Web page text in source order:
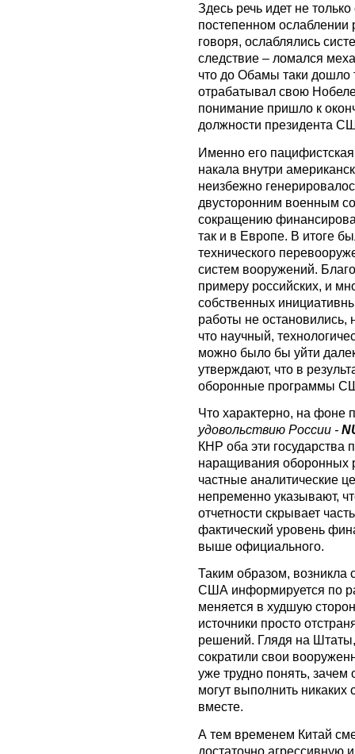
Здесь речь идет не
постепенном ослаблении
говоря, ослаблялись
следствие – ломался
что до Обамы таки дошло
отрабатывал свою
понимание пришло к
должности президента
Именно его
накала внутри
неизбежно
двусторонним военным
сокращению
так и в Европе. В итоге
технического
систем вооружений.
примеру российских, и
собственных
работы не остановились,
что научный,
можно было бы уйти
утверждают, что в
оборонные программы
Что характерно, на
удовольствию России -
КНР оба эти
наращивания оборонных
частные аналитические
непременно указывают,
отчетности скрывает
фактический уровень
выше официального.
Таким образом, возникла
США информируется по
меняется в худшую
источники просто
решений. Глядя на
сократили свои
уже трудно понять,
могут выполнить
вместе.
А тем временем Китай
достаточно агрессивную